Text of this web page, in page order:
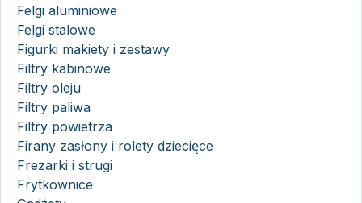
Felgi aluminiowe
Felgi stalowe
Figurki makiety i zestawy
Filtry kabinowe
Filtry oleju
Filtry paliwa
Filtry powietrza
Firany zasłony i rolety dziecięce
Frezarki i strugi
Frytkownice